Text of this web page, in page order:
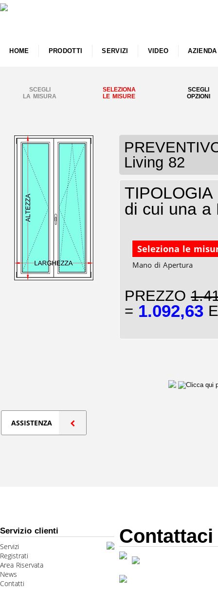
HOME PRODOTTI SERVIZI VIDEO AZIENDA
SCEGLI
LA MISURA
SELEZIONA
LE MISURE
SCEGLI
OPZIONI
Living 82
di cui una a
Seleziona le
Mano di Apertura
PREZZO
= 1.092,63
ASSISTENZA
Servizio clienti
Servizi
Registrati
Area Riservata
News
Contatti
Contattaci